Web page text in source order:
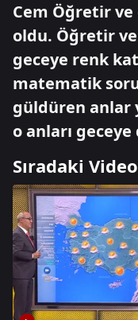
Cem Öğretir
oldu. Öğretir
geceye renk
matematik
güldüren anlar
o anları
Sıradaki